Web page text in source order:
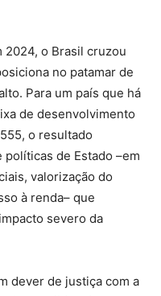
o Brasil cruzou
no patamar de
Para um país que há
de desenvolvimento
o resultado
de Estado –em
valorização do
à renda– que
severo da
dever de justiça com a